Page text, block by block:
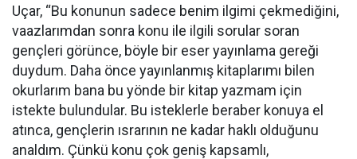
Uçar, “Bu konunun sadece benim ilgimi çekmediğini,
vaazlarımdan sonra konu ile ilgili sorular soran
gençleri görünce, böyle bir eser yayınlama gereği
duydum. Daha önce yayınlanmış kitaplarımı bilen
okurlarım bana bu yönde bir kitap yazmam için
istekte bulundular. Bu isteklerle beraber konuya el
atınca, gençlerin ısrarının ne kadar haklı olduğunu
analdım. Çünkü konu çok geniş kapsamlı,